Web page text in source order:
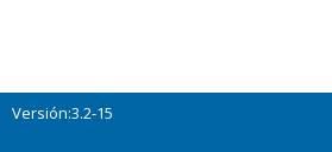
Versión:3.2-15